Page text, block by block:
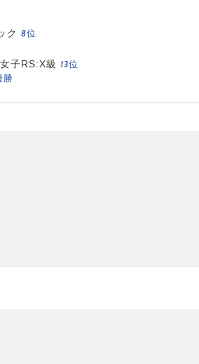
ク 8位
子RS:X級 13位
勝